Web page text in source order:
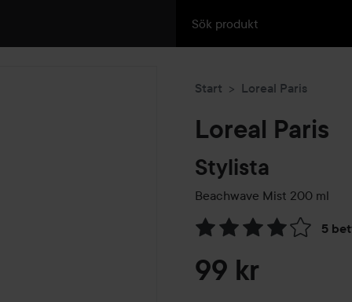
Start Loreal Paris
Loreal Paris
Stylista
Beachwave Mist 200 ml
5
Hoppa till Betyg &
99 kr